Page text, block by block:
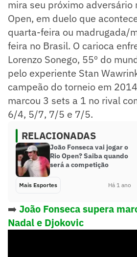
mira seu próximo adversário
Open, em duelo que
quarta-feira ou madrugada/
feira no Brasil. O carioca
Lorenzo Sonego, 55º do
pelo experiente Stan
campeão do torneio em
marcou 3 sets a 1 no rival
6/4, 5/7, 7/5 e 7/5.
RELACIONADAS
João Fonseca vai jogar o
Rio Open? Saiba quando
será a competição
Mais Esportes Há 1 ano
➡️ João Fonseca supera
Nadal e Djokovic